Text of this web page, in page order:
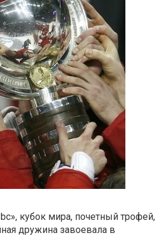
кубок мира, почетный трофей,
дружина завоевала в